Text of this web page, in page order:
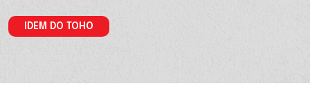
IDEM DO TOHO